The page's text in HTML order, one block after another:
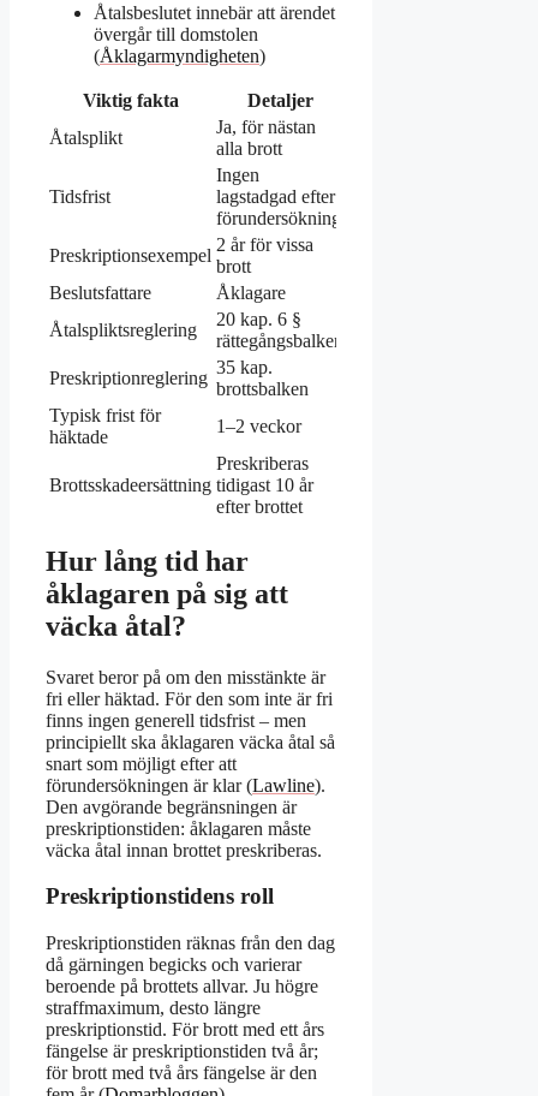
Åtalsbeslutet innebär att ärendet
övergår till domstolen
(Åklagarmyndigheten)
Viktig fakta
Detaljer
Åtalsplikt
Ja, för nästan
alla brott
Tidsfrist
Ingen
lagstadgad efter
förundersökning
Preskriptionsexempel
2 år för vissa
brott
Beslutsfattare
Åklagare
Åtalspliktsreglering
20 kap. 6 §
rättegångsbalken
Preskriptionreglering
35 kap.
brottsbalken
Typisk frist för
häktade
1–2 veckor
Brottsskadeersättning
Preskriberas
tidigast 10 år
efter brottet
Hur lång tid har
åklagaren på sig att
väcka åtal?
Svaret beror på om den misstänkte är
fri eller häktad. För den som inte är fri
finns ingen generell tidsfrist – men
principiellt ska åklagaren väcka åtal så
snart som möjligt efter att
förundersökningen är klar (Lawline).
Den avgörande begränsningen är
preskriptionstiden: åklagaren måste
väcka åtal innan brottet preskriberas.
Preskriptionstidens roll
Preskriptionstiden räknas från den dag
då gärningen begicks och varierar
beroende på brottets allvar. Ju högre
straffmaximum, desto längre
preskriptionstid. För brott med ett års
fängelse är preskriptionstiden två år;
för brott med två års fängelse är den